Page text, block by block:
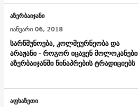
სარწმუნოება, კოლმეურნეობა და
არაჟანი - როგორ იცავენ მოლოკანები
აზერბაიჯანში წინაპრების ტრადიციებს
აზერბაიჯანი
იანვარი 06, 2018
აფხაზეთი